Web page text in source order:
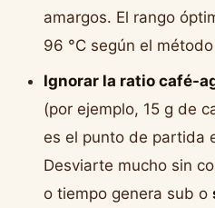
amargos. El rango
96 °C según el
Ignorar la ratio café-
(por ejemplo, 15 g de
es el punto de partida
Desviarte mucho sin
o tiempo genera sub o